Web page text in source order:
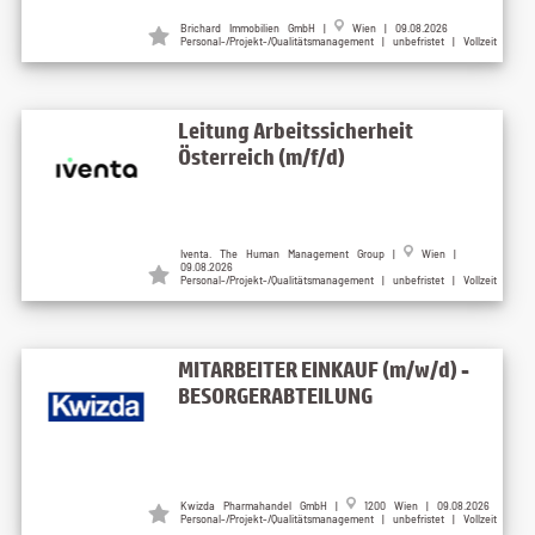
Brichard Immobilien GmbH |
Wien | 09.08.2026
Personal-/Projekt-/Qualitätsmanagement | unbefristet | Vollzeit
Leitung Arbeitssicherheit
Österreich (m/f/d)
Iventa. The Human Management Group |
Wien |
09.08.2026
Personal-/Projekt-/Qualitätsmanagement | unbefristet | Vollzeit
MITARBEITER EINKAUF (m/w/d) -
BESORGERABTEILUNG
Kwizda Pharmahandel GmbH |
1200 Wien | 09.08.2026
Personal-/Projekt-/Qualitätsmanagement | unbefristet | Vollzeit